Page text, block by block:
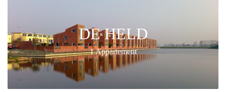
DE HELD
1 Appartement